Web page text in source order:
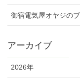
御宿電気屋オヤジの
アーカイブ
2026年